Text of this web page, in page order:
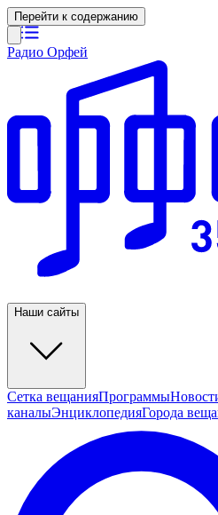
Перейти к содержанию
Радио Орфей
Наши сайты
Сетка вещанияПрограммы
каналыЭнциклопедияГорода